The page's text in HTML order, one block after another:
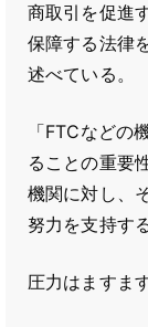
商取引を促進
保障する法律
述べている。
「FTCなどの
ることの重要
機関に対し、
努力を支持す
圧力はますま